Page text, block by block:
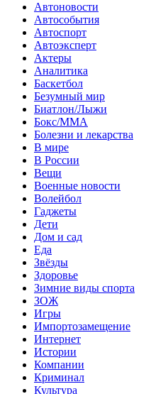
Автоновости
Автособытия
Автоспорт
Автоэксперт
Актеры
Аналитика
Баскетбол
Безумный мир
Биатлон/Лыжи
Бокс/MMA
Болезни и лекарства
В мире
В России
Вещи
Военные новости
Волейбол
Гаджеты
Дети
Дом и сад
Еда
Звёзды
Здоровье
Зимние виды спорта
ЗОЖ
Игры
Импортозамещение
Интернет
Истории
Компании
Криминал
Культура